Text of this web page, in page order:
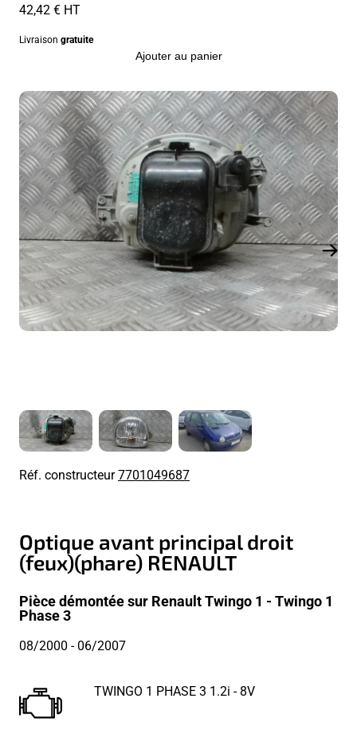
42,42 € HT
Livraison gratuite
Ajouter au panier
Réf. constructeur7701049687
Optique avant principal droit
(feux)(phare) RENAULT
Pièce démontée sur Renault Twingo 1 - Twingo 1
Phase 3
08/2000 - 06/2007
TWINGO 1 PHASE 3 1.2i - 8V